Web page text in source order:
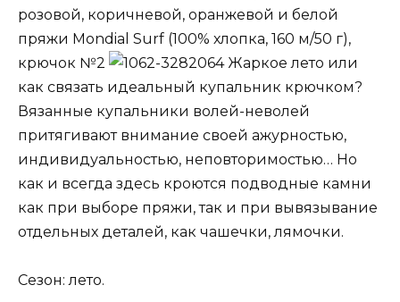
розовой, коричневой, оранжевой и белой
пряжи Mondial Surf (100% хлопка, 160 м/50 г),
крючок №2
Жаркое лето или
как связать идеальный купальник крючком?
Вязанные купальники волей-неволей
притягивают внимание своей ажурностью,
индивидуальностью, неповторимостью… Но
как и всегда здесь кроются подводные камни
как при выборе пряжи, так и при вывязывание
отдельных деталей, как чашечки, лямочки.
Сезон: лето.